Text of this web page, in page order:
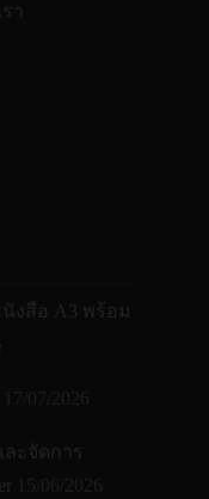
า
นังสือ A3 พร้อม
ละจัดการ